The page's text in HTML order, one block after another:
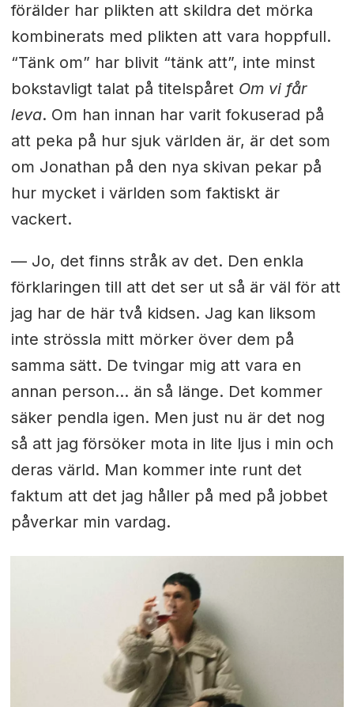
förälder har plikten att skildra det mörka
kombinerats med plikten att vara hoppfull.
“Tänk om” har blivit “tänk att”, inte minst
bokstavligt talat på titelspåret Om vi får
leva. Om han innan har varit fokuserad på
att peka på hur sjuk världen är, är det som
om Jonathan på den nya skivan pekar på
hur mycket i världen som faktiskt är
vackert.
— Jo, det finns stråk av det. Den enkla
förklaringen till att det ser ut så är väl för att
jag har de här två kidsen. Jag kan liksom
inte strössla mitt mörker över dem på
samma sätt. De tvingar mig att vara en
annan person… än så länge. Det kommer
säker pendla igen. Men just nu är det nog
så att jag försöker mota in lite ljus i min och
deras värld. Man kommer inte runt det
faktum att det jag håller på med på jobbet
påverkar min vardag.